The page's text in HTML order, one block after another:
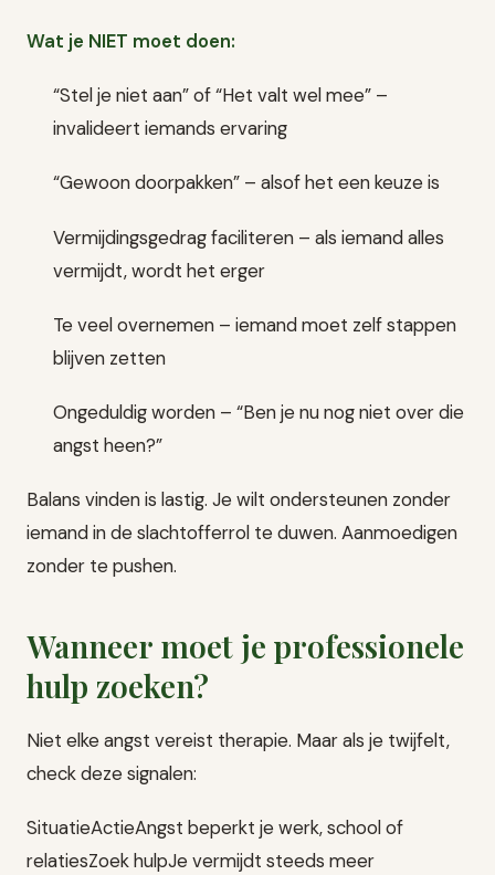
Wat je NIET moet doen:
“Stel je niet aan” of “Het valt wel mee” –
invalideert iemands ervaring
“Gewoon doorpakken” – alsof het een keuze is
Vermijdingsgedrag faciliteren – als iemand alles
vermijdt, wordt het erger
Te veel overnemen – iemand moet zelf stappen
blijven zetten
Ongeduldig worden – “Ben je nu nog niet over die
angst heen?”
Balans vinden is lastig. Je wilt ondersteunen zonder
iemand in de slachtofferrol te duwen. Aanmoedigen
zonder te pushen.
Wanneer moet je professionele
hulp zoeken?
Niet elke angst vereist therapie. Maar als je twijfelt,
check deze signalen:
SituatieActieAngst beperkt je werk, school of
relatiesZoek hulpJe vermijdt steeds meer